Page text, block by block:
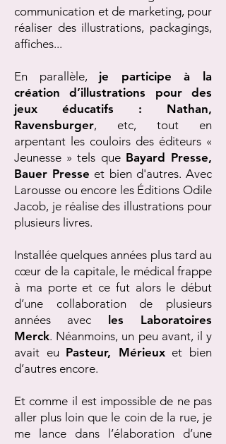
communication et de marketing, pour
réaliser des illustrations, packagings,
affiches...
En parallèle, je participe à la
création d’illustrations pour des
jeux éducatifs : Nathan,
Ravensburger, etc, tout en
arpentant les couloirs des éditeurs «
Jeunesse » tels que Bayard Presse,
Bauer Presse et bien d'autres. Avec
Larousse ou encore les Éditions Odile
Jacob, je réalise des illustrations pour
plusieurs livres.
Installée quelques années plus tard au
cœur de la capitale, le médical frappe
à ma porte et ce fut alors le début
d’une collaboration de plusieurs
années avec
les Laboratoires
Merck. Néanmoins, un peu avant, il y
avait eu Pasteur, Mérieuxet bien
d’autres encore.
Et comme il est impossible de ne pas
aller plus loin que le coin de la rue, je
me lance dans l’élaboration d’une